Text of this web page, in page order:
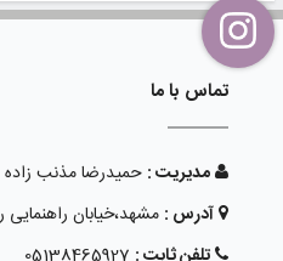
تماس با ما
مدیریت : حمیدرضا مذنب زاده
آدرس : مشهد،خیابان راهنمایی